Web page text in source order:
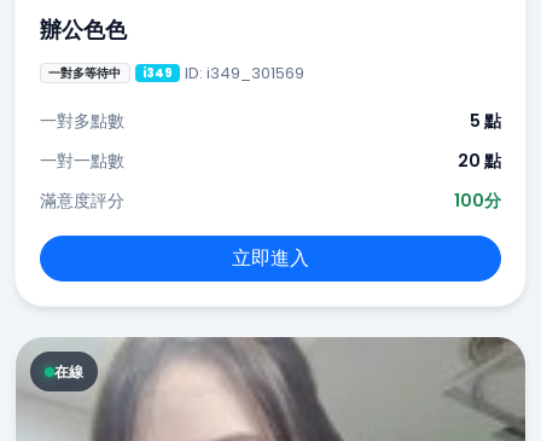
辦公色色
一對多等待中 i349 ID: i349_301569
一對多點數
5 點
一對一點數
20 點
滿意度評分
100分
立即進入
在線